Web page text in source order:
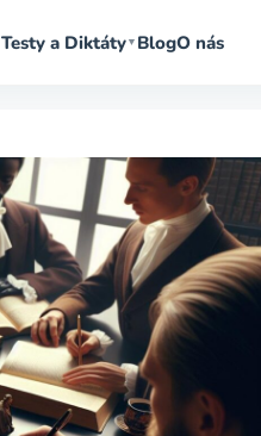
Testy a Diktáty▼ BlogO nás